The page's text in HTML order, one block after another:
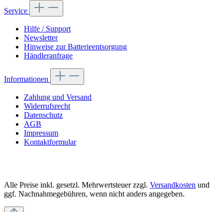
Service
Hilfe / Support
Newsletter
Hinweise zur Batterieentsorgung
Händleranfrage
Informationen
Zahlung und Versand
Widerrufsrecht
Datenschutz
AGB
Impressum
Kontaktformular
Alle Preise inkl. gesetzl. Mehrwertsteuer zzgl. Versandkosten und
ggf. Nachnahmegebühren, wenn nicht anders angegeben.